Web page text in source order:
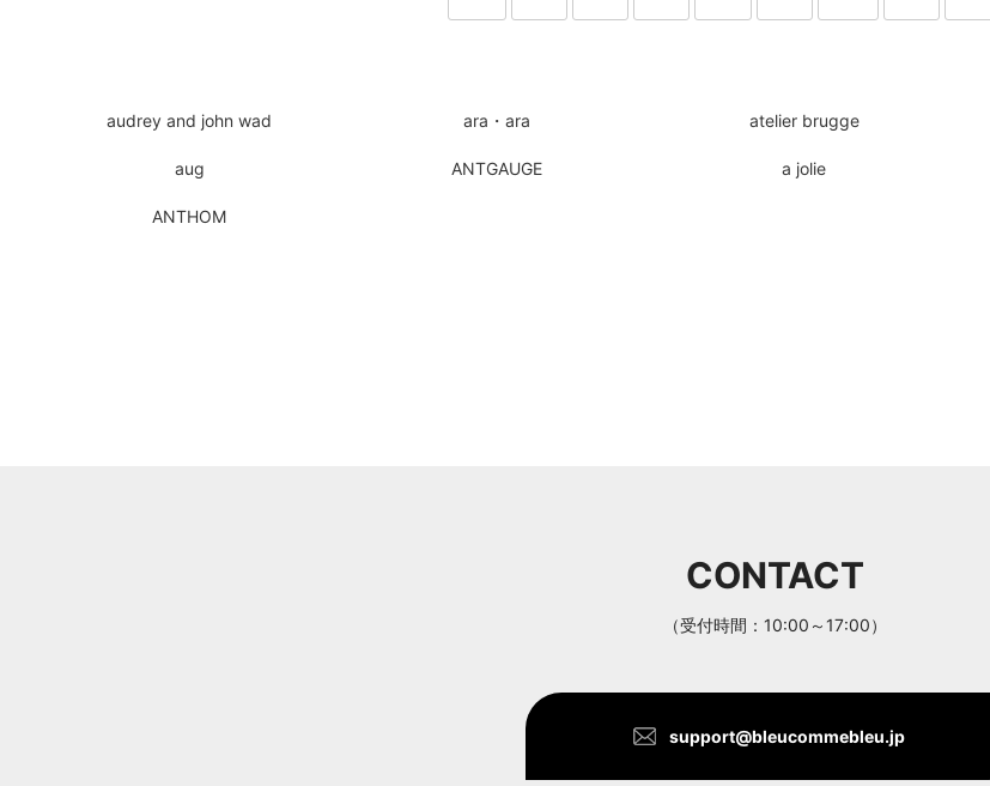
audrey and john wad ara・ara atelier brugge
aug ANTGAUGE a jolie
ANTHOM
CONTACT
（受付時間：10:00～17:00）
support@bleucommebleu.jp